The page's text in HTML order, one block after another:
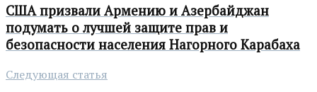
США призвали Армению и Азербайджан
подумать о лучшей защите прав и
безопасности населения Нагорного Карабаха
Следующая статья